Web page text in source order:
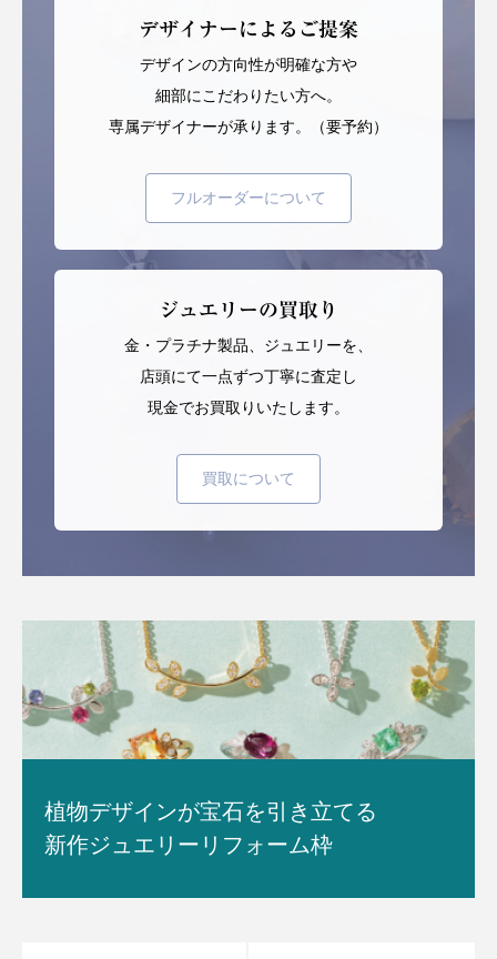
デザイナーによるご提案
デザインの方向性が明確な方や
細部にこだわりたい方へ。
専属デザイナーが承ります。（要予約）
フルオーダーについて
ジュエリーの買取り
金・プラチナ製品、ジュエリーを、
店頭にて一点ずつ丁寧に査定し
現金でお買取りいたします。
買取について
植物デザインが宝石を引き立てる
新作ジュエリーリフォーム枠